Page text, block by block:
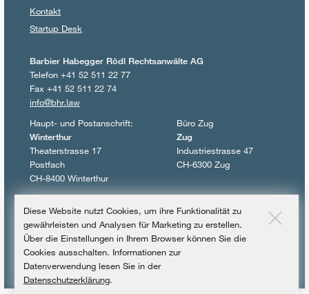
Kontakt
Startup Desk
Barbier Habegger Rödl Rechtsanwälte AG
Telefon +41 52 511 22 77
Fax +41 52 511 22 74
info@bhr.law
Haupt- und Postanschrift:
Winterthur
Theaterstrasse 17
Postfach
CH-8400 Winterthur
Büro Zug
Zug
Industriestrasse 47
CH-6300 Zug
© 2017 – 2026
Barbier Habegger Rödl Rechtsanwälte AG
Datenschutzerklärung
Impressum
Diese Website nutzt Cookies, um ihre Funktionalität zu
gewährleisten und Analysen für Marketing zu erstellen.
Über die Einstellungen in Ihrem Browser können Sie die
Cookies ausschalten. Informationen zur
Datenverwendung lesen Sie in der
Datenschutzerklärung.